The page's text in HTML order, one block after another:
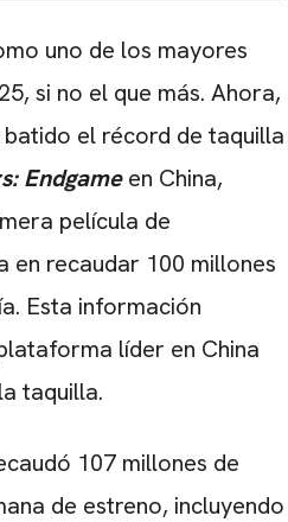
uno de los mayores
si no el que más. Ahora,
el récord de taquilla
Endgame en China,
película de
en recaudar 100 millones
Esta información
líder en China
taquilla.
107 millones de
de estreno, incluyendo